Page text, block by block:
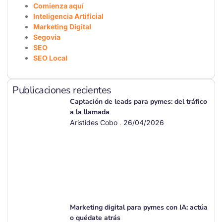
Comienza aquí
Inteligencia Artificial
Marketing Digital
Segovia
SEO
SEO Local
Publicaciones recientes
Captación de leads para pymes: del tráfico
a la llamada
Aristides Cobo 26/04/2026
Marketing digital para pymes con IA: actúa
o quédate atrás